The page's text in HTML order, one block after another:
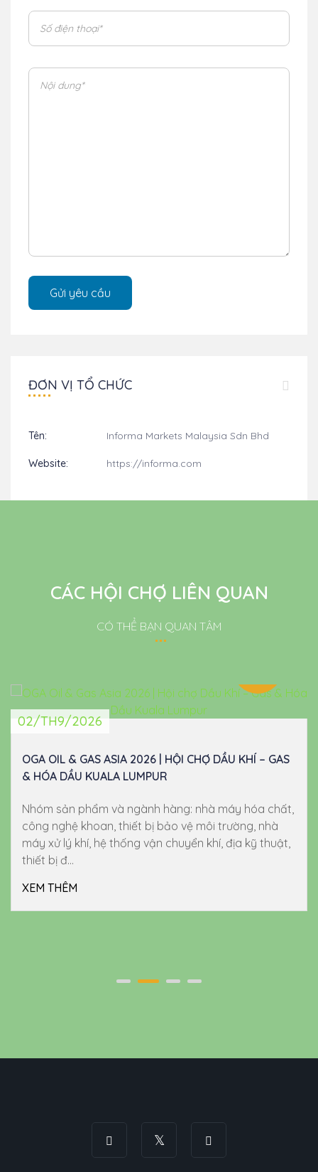
ĐƠN VỊ TỔ CHỨC
Tên: Informa Markets Malaysia Sdn Bhd
Website: https://informa.com
CÁC HỘI CHỢ LIÊN QUAN
CÓ THỂ BẠN QUAN TÂM
02/TH9/2026
OGA OIL & GAS ASIA 2026 | HỘI CHỢ DẦU KHÍ – GAS
& HÓA DẦU KUALA LUMPUR
Nhóm sản phẩm và ngành hàng: nhà máy hóa chất,
công nghệ khoan, thiết bị bảo vệ môi trường, nhà
máy xử lý khí, hệ thống vận chuyển khí, địa kỹ thuật,
thiết bị đ...
XEM THÊM